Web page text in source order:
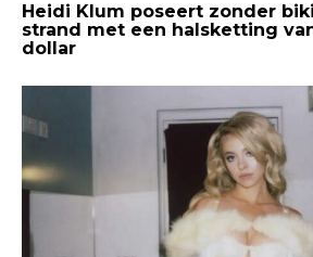
Heidi Klum poseert zonder
strand met een halsketting
dollar